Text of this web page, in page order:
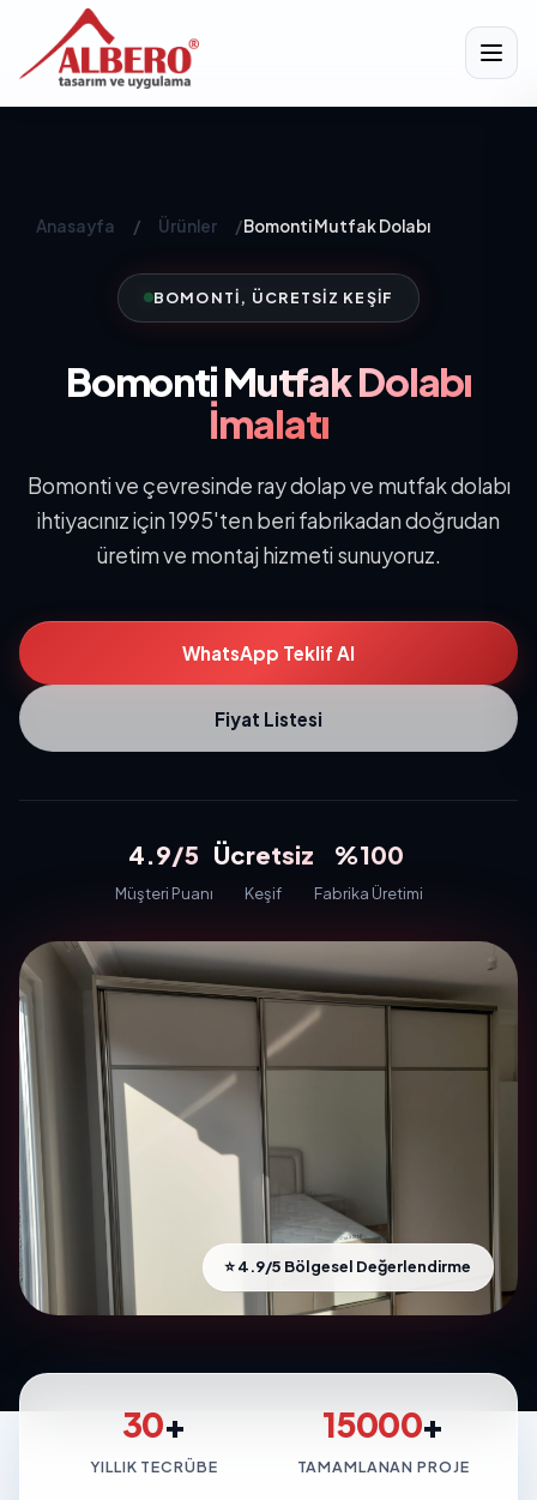
Anasayfa / Ürünler /Bomonti Mutfak Dolabı
BOMONTI, ÜCRETSIZ KEŞIF
BomontiMutfak Dolabı
İmalatı
Bomonti ve çevresinde ray dolap ve mutfak dolabı
ihtiyacınız için 1995'ten beri fabrikadan doğrudan
üretim ve montaj hizmeti sunuyoruz.
WhatsApp Teklif Al
Fiyat Listesi
4.9/5
Müşteri Puanı
Ücretsiz
Keşif
%100
Fabrika Üretimi
⭐ 4.9/5 Bölgesel Değerlendirme
30+
YILLIK TECRÜBE
15000+
TAMAMLANAN PROJE